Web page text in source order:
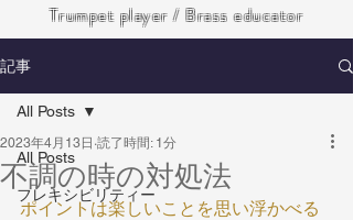
Trumpet player / Brass educator
記事
All Posts
フレキシビリティー
All Posts
不調の時の対処法
2023年4月13日 読了時間: 1分
ポイントは楽しいことを思い浮かべる